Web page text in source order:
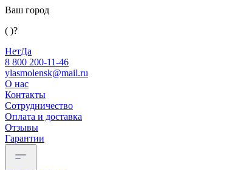
Ваш город
( )?
НетДа
8 800 200-11-46
ylasmolensk@mail.ru
О нас
Контакты
Сотрудничество
Оплата и доставка
Отзывы
Гарантии